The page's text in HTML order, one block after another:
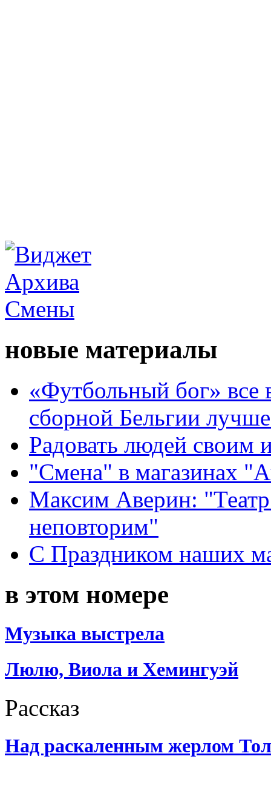
новые материалы
«Футбольный бог» все
сборной Бельгии
Радовать людей своим
"Смена" в магазинах
Максим Аверин:
неповторим"
С Праздником наших
в этом номере
Музыка выстрела
Люлю, Виола и Хемингуэй
Рассказ
Над раскаленным жерлом